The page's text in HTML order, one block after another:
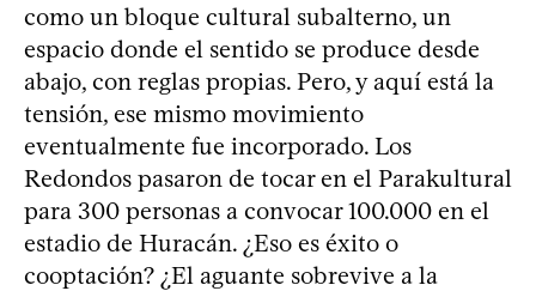
como un bloque cultural subalterno, un
espacio donde el sentido se produce desde
abajo, con reglas propias. Pero, y aquí está la
tensión, ese mismo movimiento
eventualmente fue incorporado. Los
Redondos pasaron de tocar en el Parakultural
para 300 personas a convocar 100.000 en el
estadio de Huracán. ¿Eso es éxito o
cooptación? ¿El aguante sobrevive a la